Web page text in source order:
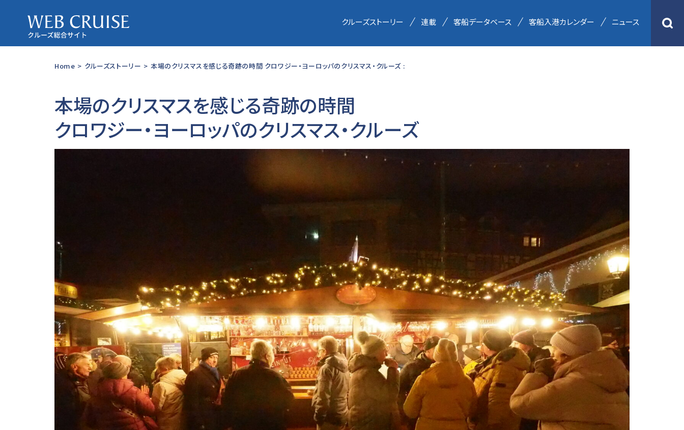
クルーズストーリー 連載 客船データベース 客船入港カレンダー ニュース
Home > クルーズストーリー > 本場のクリスマスを感じる奇跡の時間 クロワジー・ヨーロッパのクリスマス・クルーズ :
本場のクリスマスを感じる奇跡の時間
クロワジー・ヨーロッパのクリスマス・クルーズ